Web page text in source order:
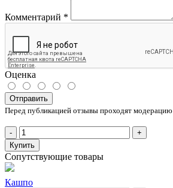
Комментарий *
Оценка
Отправить
Перед публикацией отзывы проходят модерацию
-
+
Купить
Сопутствующие товары
Кашпо